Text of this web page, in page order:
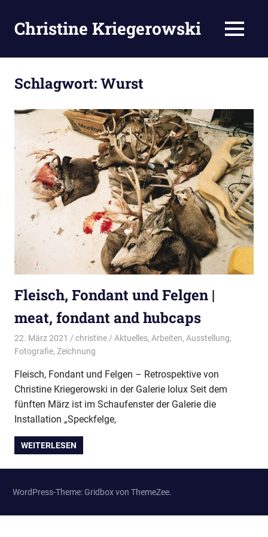
Inhalt
springen
Christine Kriegerowski MENÜ
Schlagwort:Wurst
Fleisch, Fondant und Felgen |
meat, fondant and hubcaps
22. März 2021 christine Aktuelles, Arbeiten, Ausstellung,
Fotografie, Zeichnung
Fleisch, Fondant und Felgen – Retrospektive von
Christine Kriegerowski in der Galerie Iolux Seit dem
fünften März ist im Schaufenster der Galerie die
Installation „Speckfelge,
WEITERLESEN
WordPress-Theme: Gridbox von ThemeZee.